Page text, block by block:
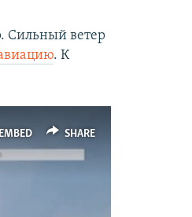
Сильный ветер
. К
EMBED SHARE